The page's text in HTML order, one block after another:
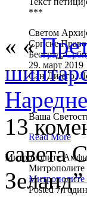
***
Светом
Српске
Београд,
29. март 2019
Сан Дијего,
Вашa
Read More
Митрополите
Митрополите
Митрополите
Posted 7
« «
13
савета
Зеланд”